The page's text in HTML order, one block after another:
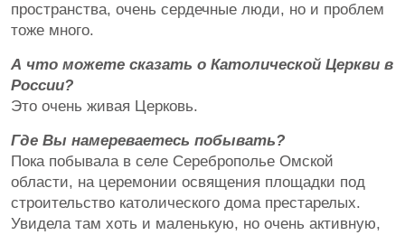
пространства, очень сердечные люди, но и проблем
тоже много.
А что можете сказать о Католической Церкви в
России?
Это очень живая Церковь.
Где Вы намереваетесь побывать?
Пока побывала в селе Сереброполье Омской
области, на церемонии освящения площадки под
строительство католического дома престарелых.
Увидела там хоть и маленькую, но очень активную,